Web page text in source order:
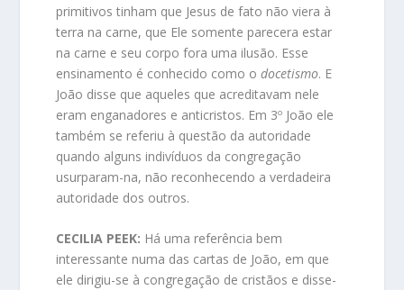
primitivos tinham que Jesus de fato não viera à
terra na carne, que Ele somente parecera estar
na carne e seu corpo fora uma ilusão. Esse
ensinamento é conhecido como odocetismo. E
João disse que aqueles que acreditavam nele
eram enganadores e anticristos. Em 3º João ele
também se referiu à questão da autoridade
quando alguns indivíduos da congregação
usurparam-na, não reconhecendo a verdadeira
autoridade dos outros.
CECILIA PEEK: Há uma referência bem
interessante numa das cartas de João, em que
ele dirigiu-se à congregação de cristãos e disse-